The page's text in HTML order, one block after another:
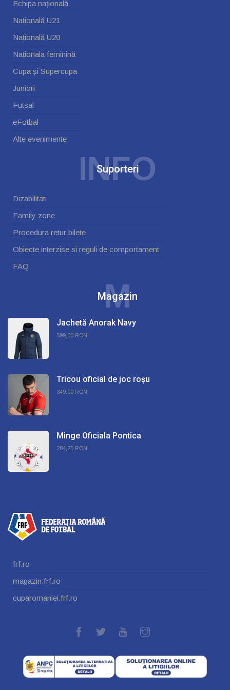
Echipa națională
Națională U21
Națională U20
Naționala feminină
Cupa și Supercupa
Juniori
Futsal
eFotbal
Alte evenimente
Suporteri
INFO
Dizabilitati
Family zone
Procedura retur bilete
Obiecte interzise si reguli de comportament
FAQ
Magazin
M
Jachetă Anorak Navy
599,00 RON
Tricou oficial de joc roșu
349,00 RON
Minge Oficiala Pontica
284,25 RON
frf.ro
magazin.frf.ro
cuparomaniei.frf.ro